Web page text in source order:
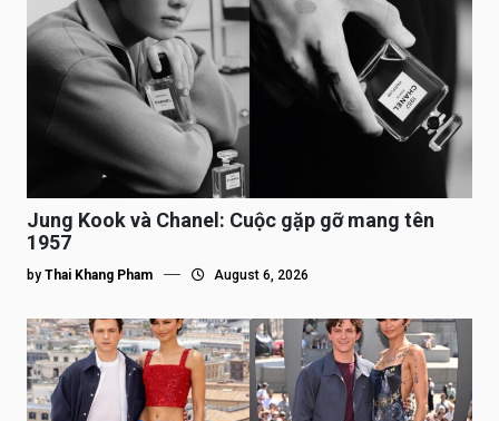
Jung Kook và Chanel: Cuộc gặp gỡ mang tên
1957
by Thai Khang Pham August 6, 2026